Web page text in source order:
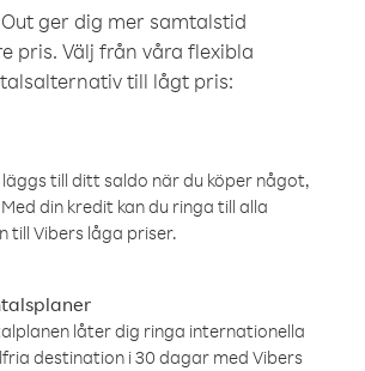
ger dig mer samtalstid
pris. Välj från våra flexibla
till lågt pris:
till ditt saldo när du köper något,
din kredit kan du ringa till alla
till Vibers låga priser.
låter dig ringa internationella
destination i 30 dagar med Vibers